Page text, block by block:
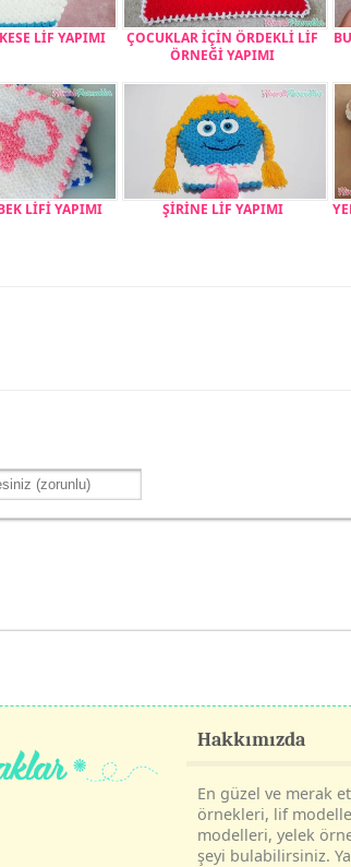
LİF YAPIMI
ÇOCUKLAR İÇİN ÖRDEKLİ LİF
ÖRNEĞİ YAPIMI
LİFİ YAPIMI ŞİRİNE LİF YAPIMI
Hakkımızda
En güzel ve merak
örnekleri, lif
modelleri, yelek
şeyi bulabilirsiniz.